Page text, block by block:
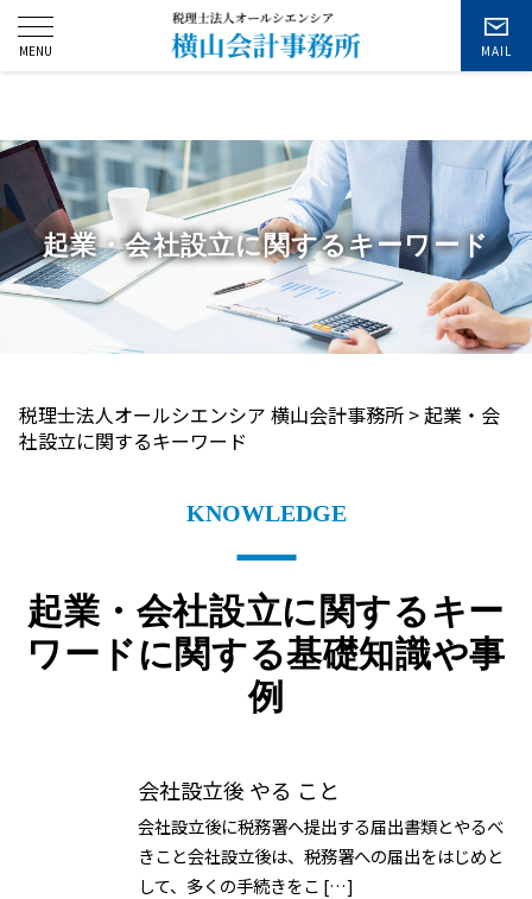
お問い合わせ
起業・会社設立に関するキーワード
税理士法人オールシエンシア 横山会計事務所 >起業・会
社設立に関するキーワード
KNOWLEDGE
起業・会社設立に関するキー
ワードに関する基礎知識や事
例
会社設立後 やる こと
会社設立後に税務署へ提出する届出書類とやるべ
きこと会社設立後は、税務署への届出をはじめと
して、多くの手続きをこ […]